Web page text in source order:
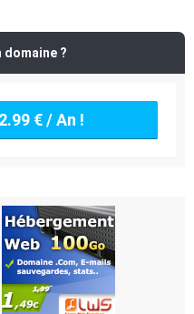
?
€ / An !